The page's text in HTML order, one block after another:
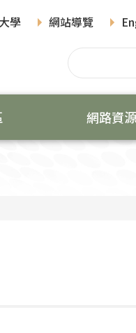
學 網站導覽
網路資源